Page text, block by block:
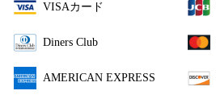
VISAカード
Diners Club
AMERICAN EXPRESS